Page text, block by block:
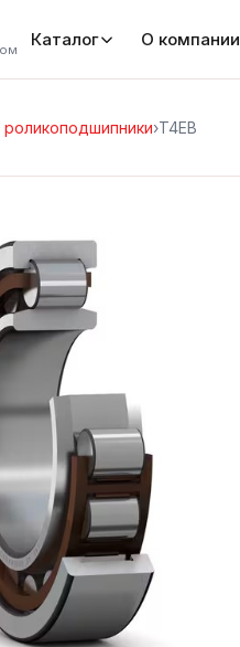
Каталог О компании
роликоподшипники›T4EB